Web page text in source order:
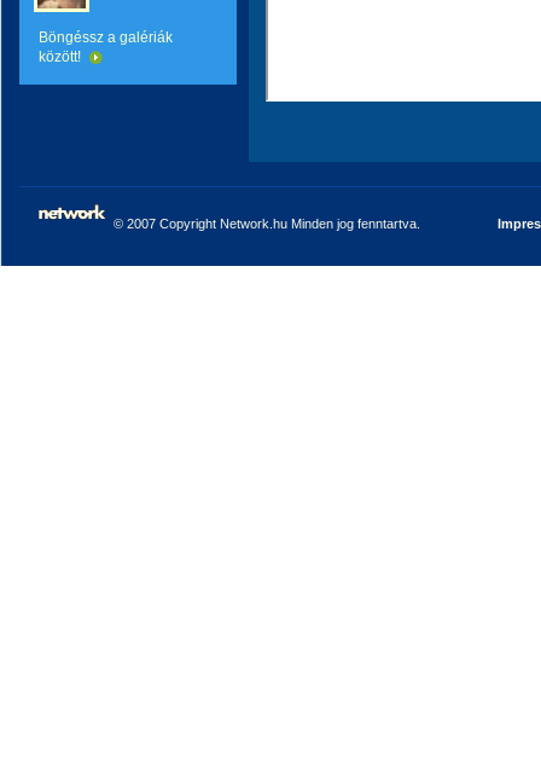
Böngéssz a galériák
között!
© 2007 Copyright Network.hu Minden jog fenntartva.